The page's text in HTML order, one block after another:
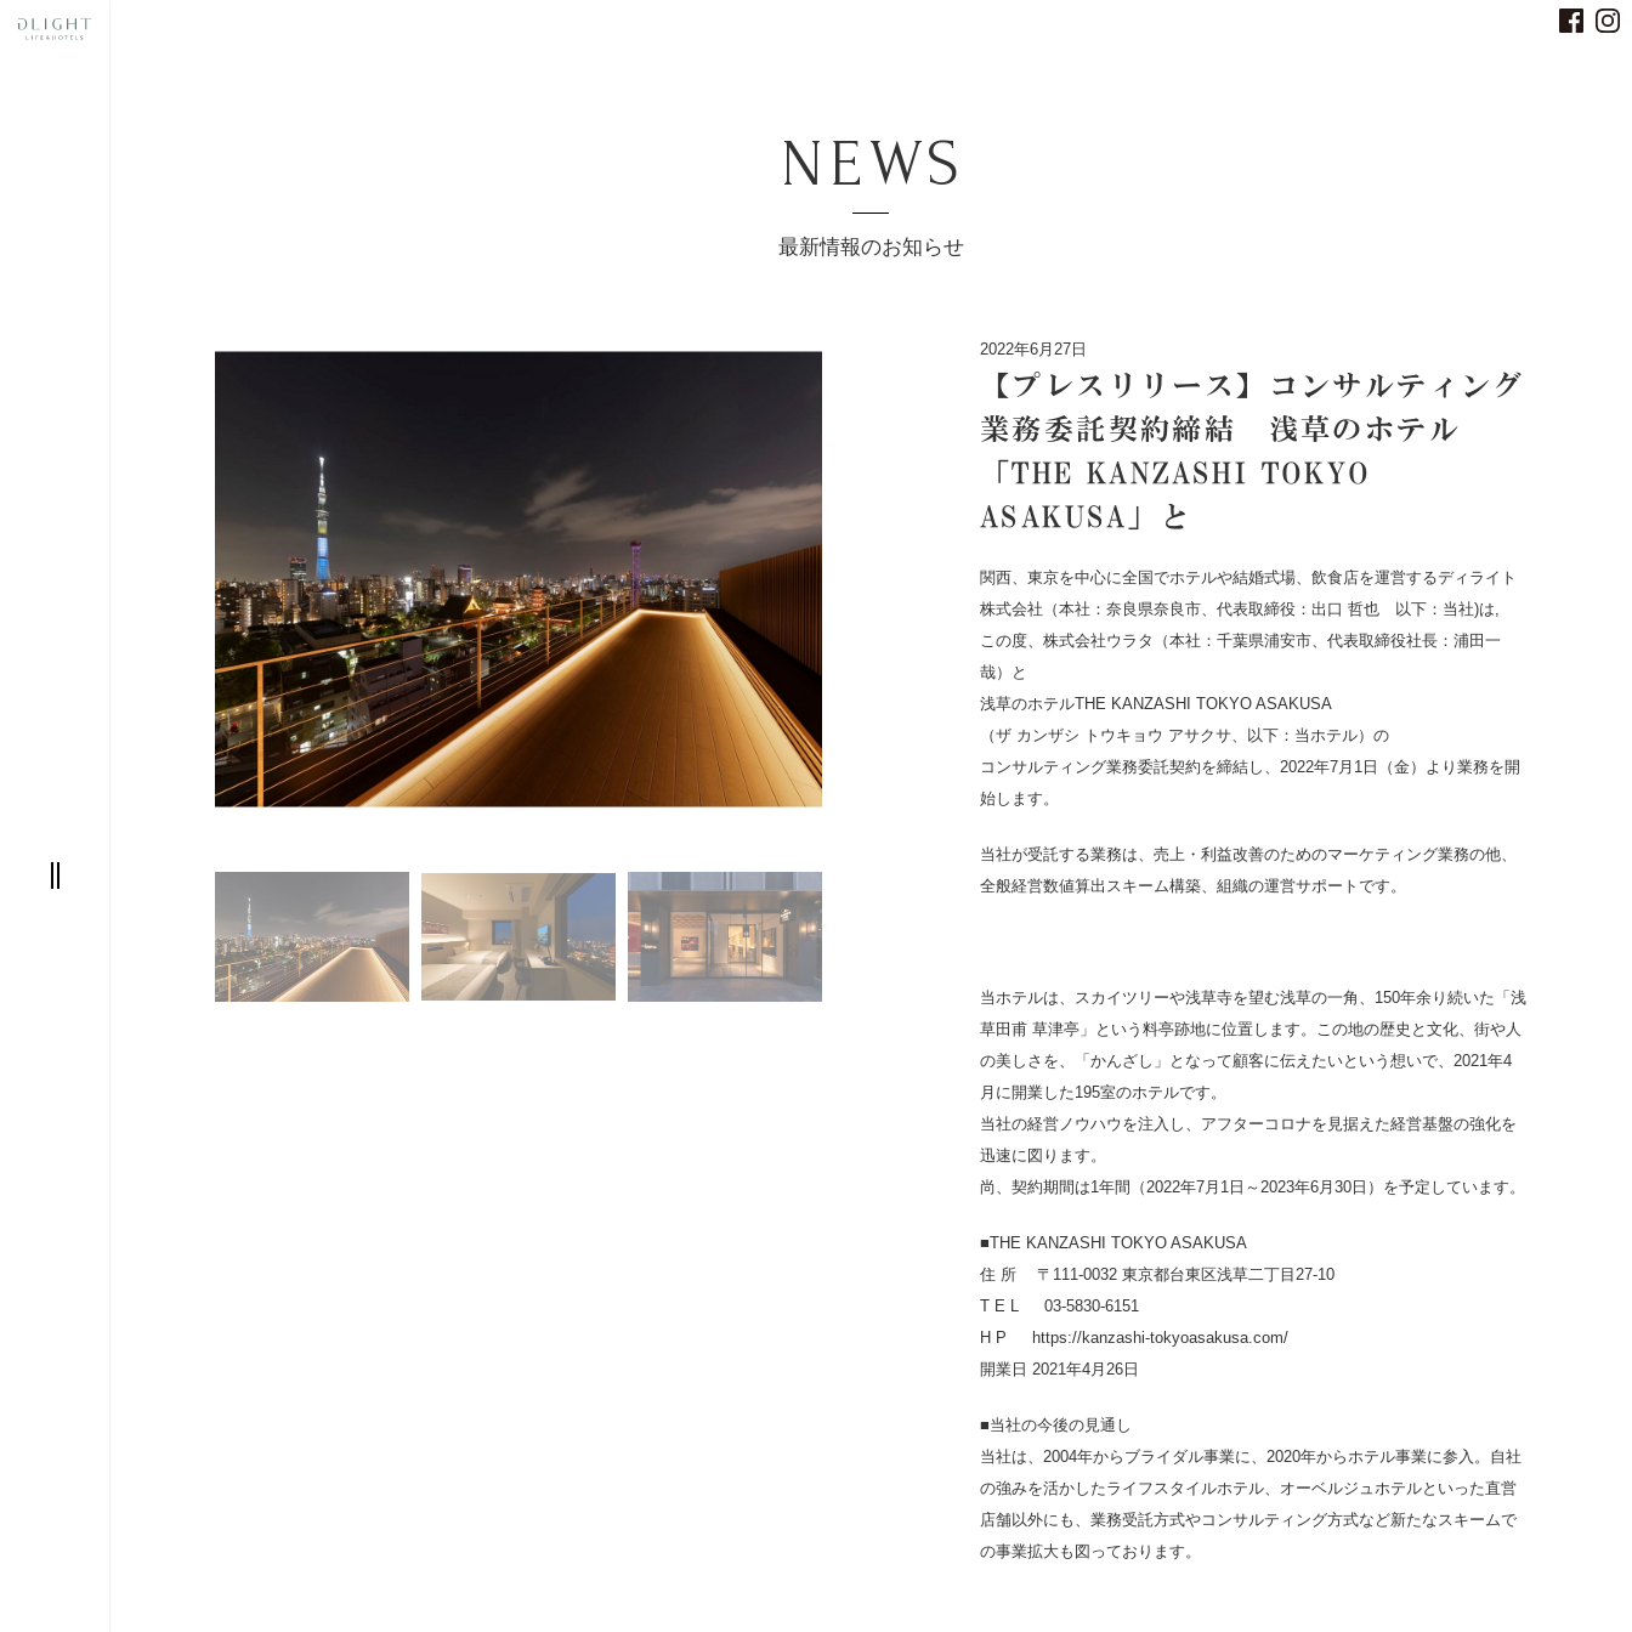
NEWS
最新情報のお知らせ
2022年6月27日
【プレスリリース】コンサルティング
業務委託契約締結 浅草のホテル
「THE KANZASHI TOKYO
ASAKUSA」と
関西、東京を中心に全国でホテルや結婚式場、飲食店を運営するディライト
株式会社（本社：奈良県奈良市、代表取締役：出口 哲也 以下：当社)は,
この度、株式会社ウラタ（本社：千葉県浦安市、代表取締役社長：浦田一
哉）と
浅草のホテルTHE KANZASHI TOKYO ASAKUSA
（ザ カンザシ トウキョウ アサクサ、以下：当ホテル）の
コンサルティング業務委託契約を締結し、2022年7月1日（金）より業務を開
始します。
当社が受託する業務は、売上・利益改善のためのマーケティング業務の他、
全般経営数値算出スキーム構築、組織の運営サポートです。
当ホテルは、スカイツリーや浅草寺を望む浅草の一角、150年余り続いた「浅
草田甫 草津亭」という料亭跡地に位置します。この地の歴史と文化、街や人
の美しさを、「かんざし」となって顧客に伝えたいという想いで、2021年4
月に開業した195室のホテルです。
当社の経営ノウハウを注入し、アフターコロナを見据えた経営基盤の強化を
迅速に図ります。
尚、契約期間は1年間（2022年7月1日～2023年6月30日）を予定しています。
■THE KANZASHI TOKYO ASAKUSA
住 所 〒111-0032 東京都台東区浅草二丁目27-10
T E L 03-5830-6151
H P https://kanzashi-tokyoasakusa.com/
開業日 2021年4月26日
■当社の今後の見通し
当社は、2004年からブライダル事業に、2020年からホテル事業に参入。自社
の強みを活かしたライフスタイルホテル、オーベルジュホテルといった直営
店舗以外にも、業務受託方式やコンサルティング方式など新たなスキームで
の事業拡大も図っております。